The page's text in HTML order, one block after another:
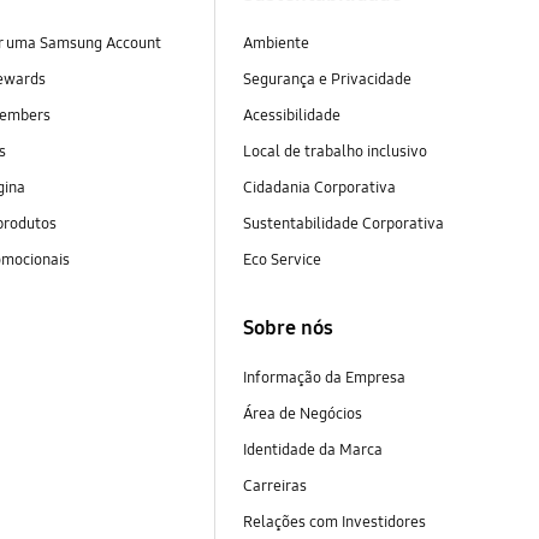
uma Samsung Account
Ambiente
Segurança e Privacidade
Acessibilidade
Local de trabalho inclusivo
Cidadania Corporativa
Sustentabilidade Corporativa
Eco Service
Sobre nós
Informação da Empresa
Área de Negócios
Identidade da Marca
Carreiras
Relações com Investidores